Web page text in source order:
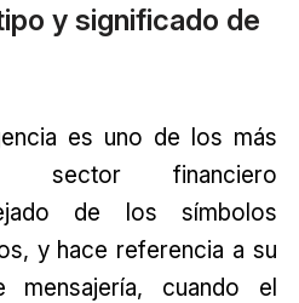
y significado de
es uno de los más
sector financiero
de los símbolos
y hace referencia a su
mensajería, cuando el